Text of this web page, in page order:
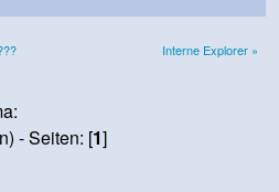
Interne Explorer »
- Seiten: [1]